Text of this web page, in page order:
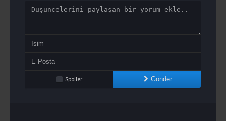
Spoiler Gönder